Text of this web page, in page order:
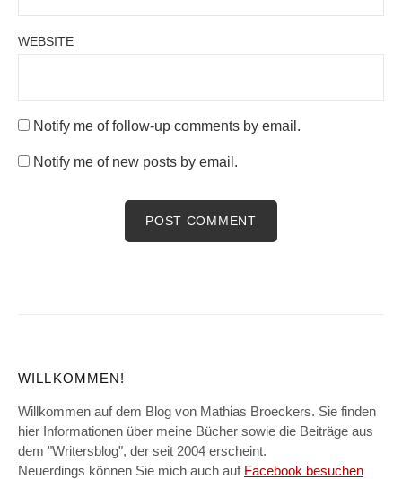
WEBSITE
Notify me of follow-up comments by email.
Notify me of new posts by email.
WILLKOMMEN!
Willkommen auf dem Blog von Mathias Broeckers. Sie finden
hier Informationen über meine Bücher sowie die Beiträge aus
dem "Writersblog", der seit 2004 erscheint.
Neuerdings können Sie mich auch auf Facebook besuchen